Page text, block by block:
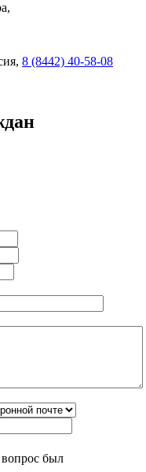
8 (8442) 40-58-08
был